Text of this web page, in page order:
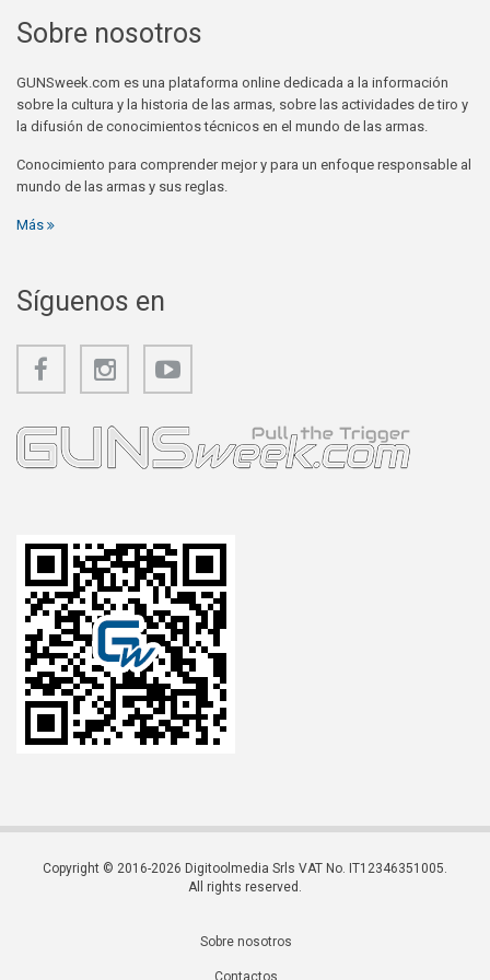
Sobre nosotros
GUNSweek.com es una plataforma online dedicada a la información
sobre la cultura y la historia de las armas, sobre las actividades de tiro y
la difusión de conocimientos técnicos en el mundo de las armas.
Conocimiento para comprender mejor y para un enfoque responsable al
mundo de las armas y sus reglas.
Más
Síguenos en
Copyright © 2016-2026 Digitoolmedia Srls VAT No. IT12346351005.
All rights reserved.
Sobre nosotros
Contactos